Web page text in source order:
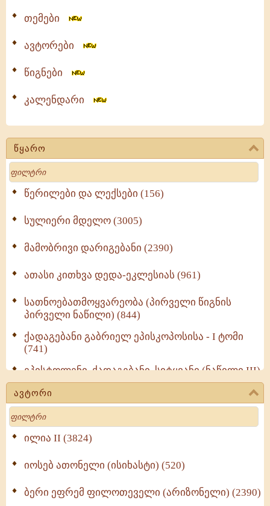
თემები
ავტორები
წიგნები
კალენდარი
წყარო
Search
წერილები და ლექსები (156)
სულიერი მდელო (3005)
მამობრივი დარიგებანი (2390)
ათასი კითხვა დედა-ეკლესიას (961)
სათნოებათმოყვარეობა (პირველი წიგნის
პირველი ნაწილი) (844)
ქადაგებანი გაბრიელ ეპისკოპოსისა - I ტომი
(741)
ეპისტოლენი, ქადაგებანი, სიტყვანი (ნაწილი III)
(723)
მოძღვრის ძალზე სასარგებლო რჩევები
მრევლისათვის (545)
Wisdomge (514)
ქადაგებანი გაბრიელ ეპისკოპოსისა - II ტომი
სულიერი ცხოვრების სახელმძღვანელო -
ავტორი
Search
ილია II (3824)
იოსებ ათონელი (ისიხასტი) (520)
ბერი ეფრემ ფილოთეველი (არიზონელი) (2390)